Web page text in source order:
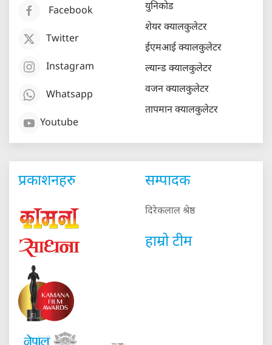
Facebook
Twitter
Instagram
Whatsapp
Youtube
युनिकोड
शेयर क्यालकुलेटर
ईएमआई क्यालकुलेटर
ल्यान्ड क्यालकुलेटर
वजन क्यालकुलेटर
तापमान क्यालकुलेटर
प्रकाशनहरु सम्पादक
दिरेकलाल श्रेष्ठ
हाम्रो टीम